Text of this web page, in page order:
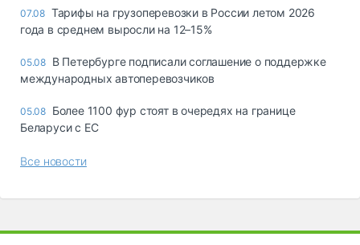
07.08 Тарифы на грузоперевозки в России летом 2026
года в среднем выросли на 12–15%
05.08 В Петербурге подписали соглашение о поддержке
международных автоперевозчиков
05.08 Более 1100 фур стоят в очередях на границе
Беларуси с ЕС
Все новости